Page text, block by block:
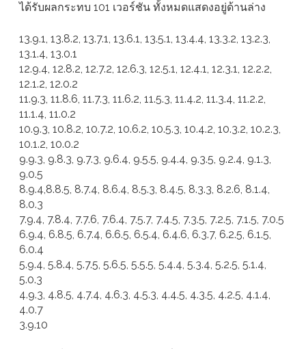
ได้รับผลกระทบ 101 เวอร์ชัน ทั้งหมดแสดงอยู่ด้านล่าง
13.9.1, 13.8.2, 13.7.1, 13.6.1, 13.5.1, 13.4.4, 13.3.2, 13.2.3,
13.1.4, 13.0.1
12.9.4, 12.8.2, 12.7.2, 12.6.3, 12.5.1, 12.4.1, 12.3.1, 12.2.2,
12.1.2, 12.0.2
11.9.3, 11.8.6, 11.7.3, 11.6.2, 11.5.3, 11.4.2, 11.3.4, 11.2.2,
11.1.4, 11.0.2
10.9.3, 10.8.2, 10.7.2, 10.6.2, 10.5.3, 10.4.2, 10.3.2, 10.2.3,
10.1.2, 10.0.2
9.9.3, 9.8.3, 9.7.3, 9.6.4, 9.5.5, 9.4.4, 9.3.5, 9.2.4, 9.1.3,
9.0.5
8.9.4,8.8.5, 8.7.4, 8.6.4, 8.5.3, 8.4.5, 8.3.3, 8.2.6, 8.1.4,
8.0.3
7.9.4, 7.8.4, 7.7.6, 7.6.4, 7.5.7, 7.4.5, 7.3.5, 7.2.5, 7.1.5, 7.0.5
6.9.4, 6.8.5, 6.7.4, 6.6.5, 6.5.4, 6.4.6, 6.3.7, 6.2.5, 6.1.5,
6.0.4
5.9.4, 5.8.4, 5.7.5, 5.6.5, 5.5.5, 5.4.4, 5.3.4, 5.2.5, 5.1.4,
5.0.3
4.9.3, 4.8.5, 4.7.4, 4.6.3, 4.5.3, 4.4.5, 4.3.5, 4.2.5, 4.1.4,
4.0.7
3.9.10